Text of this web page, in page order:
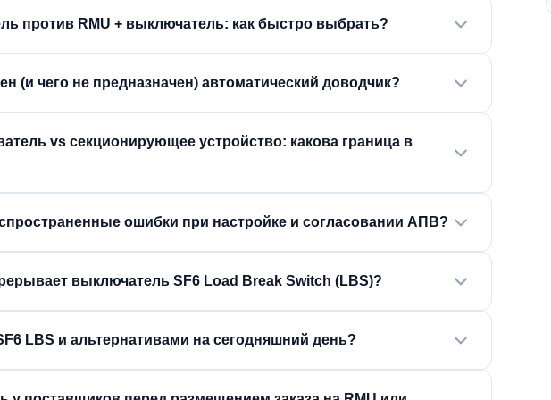
против RMU + выключатель: как быстро выбрать?
(и чего не предназначен) автоматический доводчик?
vs секционирующее устройство: какова граница в
ошибки при настройке и согласовании АПВ?
выключатель SF6 Load Break Switch (LBS)?
LBS и альтернативами на сегодняшний день?